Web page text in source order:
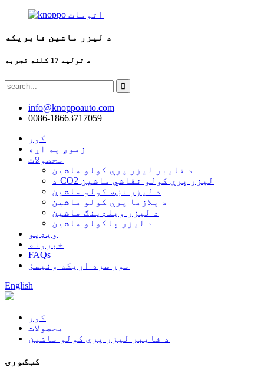
د لیزر ماشین فابریکه
د تولید 17 کلنه تجربه
info@knoppoauto.com
0086-18663717059
کور
زموږ په اړه
محصولات
د فایبر لیزر پرې کولو ماشین
د CO2 لیزر پرې کولو نقاشي ماشین
د لیزر نښه کولو ماشین
د پلازما پرې کولو ماشین
د لیزر ویلډینګ ماشین
د لیزر پاکولو ماشین
ویډیو
خبرونه
FAQs
موږ سره اړیکه ونیسئ
English
کور
محصولات
د فایبر لیزر پرې کولو ماشین
کټګورۍ